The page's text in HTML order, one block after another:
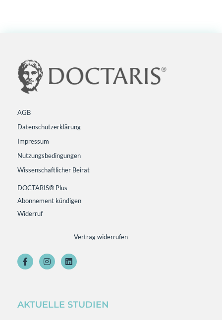
AGB
Datenschutzerklärung
Impressum
Nutzungsbedingungen
Wissenschaftlicher Beirat
DOCTARIS® Plus
Abonnement kündigen
Widerruf
Vertrag widerrufen
AKTUELLE STUDIEN